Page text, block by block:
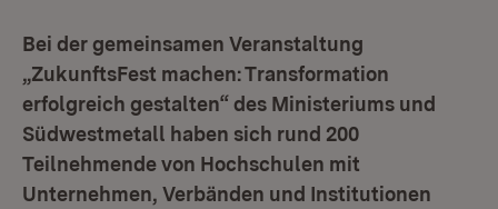
Bei der gemeinsamen Veranstaltung
„ZukunftsFest machen: Transformation
erfolgreich gestalten“ des Ministeriums und
Südwestmetall haben sich rund 200
Teilnehmende von Hochschulen mit
Unternehmen, Verbänden und Institutionen